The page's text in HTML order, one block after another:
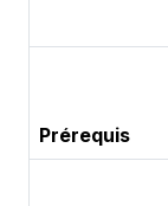
Prérequis